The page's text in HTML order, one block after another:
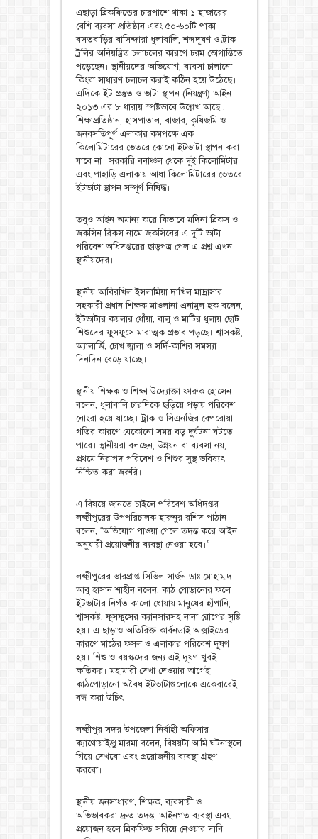
এছাড়া ব্রিকফিল্ডের চারপাশে থাকা ১ হাজারের
বেশি ব্যবসা প্রতিষ্ঠান এবং ৫০-৬০টি পাকা
বসতবাড়ির বাসিন্দারা ধুলাবালি, শব্দদূষণ ও ট্রাক–
ট্রলির অনিয়ন্ত্রিত চলাচলের কারণে চরম ভোগান্তিতে
পড়েছেন। স্থানীয়দের অভিযোগ, ব্যবসা চালানো
কিংবা সাধারণ চলাচল করাই কঠিন হয়ে উঠেছে।
এদিকে ইট প্রস্তুত ও ভাটা স্থাপন (নিয়ন্ত্রণ) আইন
২০১৩ এর ৮ ধারায় স্পষ্টভাবে উল্লেখ আছে ,
শিক্ষাপ্রতিষ্ঠান, হাসপাতাল, বাজার, কৃষিজমি ও
জনবসতিপূর্ণ এলাকার কমপক্ষে এক
কিলোমিটারের ভেতরে কোনো ইটভাটা স্থাপন করা
যাবে না। সরকারি বনাঞ্চল থেকে দুই কিলোমিটার
এবং পাহাড়ি এলাকায় আধা কিলোমিটারের ভেতরে
ইটভাটা স্থাপন সম্পূর্ণ নিষিদ্ধ।
তবুও আইন অমান্য করে কিভাবে মদিনা ব্রিকস ও
জকসিন ব্রিকস নামে জকসিনের এ দুটি ভাটা
পরিবেশ অধিদপ্তরের ছাড়পত্র পেল এ প্রশ্ন এখন
স্থানীয়দের।
স্থানীয় আবিরখিল ইসলামিয়া দাখিল মাদ্রাসার
সহকারী প্রধান শিক্ষক মাওলানা এনামুল হক বলেন,
ইটভাটার কয়লার ধোঁয়া, বালু ও মাটির ধুলায় ছোট
শিশুদের ফুসফুসে মারাত্মক প্রভাব পড়ছে। শ্বাসকষ্ট,
অ্যালার্জি, চোখ জ্বালা ও সর্দি-কাশির সমস্যা
দিনদিন বেড়ে যাচ্ছে।
স্থানীয় শিক্ষক ও শিক্ষা উদ্যোক্তা ফারুক হোসেন
বলেন, ধুলাবালি চারদিকে ছড়িয়ে পড়ায় পরিবেশ
নোংরা হয়ে যাচ্ছে। ট্রাক ও সিএনজির বেপরোয়া
গতির কারণে যেকোনো সময় বড় দুর্ঘটনা ঘটতে
পারে। স্থানীয়রা বলছেন, উন্নয়ন বা ব্যবসা নয়,
প্রথমে নিরাপদ পরিবেশ ও শিশুর সুস্থ ভবিষ্যৎ
নিশ্চিত করা জরুরি।
এ বিষয়ে জানতে চাইলে পরিবেশ অধিদপ্তর
লক্ষ্মীপুরের উপপরিচালক হারুনুর রশিদ পাঠান
বলেন, “অভিযোগ পাওয়া গেলে তদন্ত করে আইন
অনুযায়ী প্রয়োজনীয় ব্যবস্থা নেওয়া হবে।”
লক্ষ্মীপুরের ভারপ্রাপ্ত সিভিল সার্জন ডাঃ মোহাম্মদ
আবু হাসান শাহীন বলেন, কাঠ পোড়ানোর ফলে
ইটভাটার নির্গত কালো ধোয়ায় মানুষের হাঁপানি,
শ্বাসকষ্ট, ফুসফুসের ক্যানসারসহ নানা রোগের সৃষ্টি
হয়। এ ছাড়াও অতিরিক্ত কার্বনডাই অক্সাইডের
কারণে মাঠের ফসল ও এলাকার পরিবেশ দূষণ
হয়। শিশু ও বয়স্কদের জন্য এই দূষণ খুবই
ক্ষতিকর। মহামারী দেখা দেওয়ার আগেই
কাঠপোড়ানো অবৈধ ইটভাটাগুলোকে একেবারেই
বন্ধ করা উচিৎ।
লক্ষ্মীপুর সদর উপজেলা নির্বাহী অফিসার
ক্যাথোয়াইপ্রু মারমা বলেন, বিষয়টা আমি ঘটনাস্থলে
গিয়ে দেখবো এবং প্রয়োজনীয় ব্যবস্থা গ্রহণ
করবো।
স্থানীয় জনসাধারণ, শিক্ষক, ব্যবসায়ী ও
অভিভাবকরা দ্রুত তদন্ত, আইনগত ব্যবস্থা এবং
প্রয়োজন হলে ব্রিকফিল্ড সরিয়ে নেওয়ার দাবি